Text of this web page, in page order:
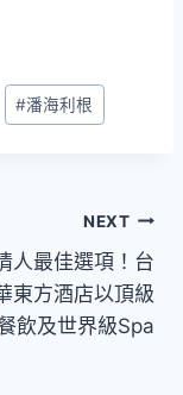
#潘海利根
NEXT
人最佳選項！台
東方酒店以頂級
飲及世界級Spa